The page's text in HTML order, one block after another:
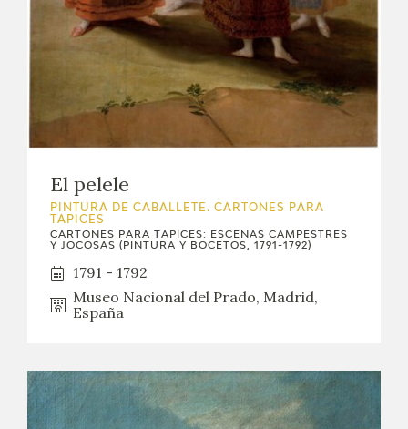
El pelele
PINTURA DE CABALLETE. CARTONES PARA
TAPICES
CARTONES PARA TAPICES: ESCENAS CAMPESTRES
Y JOCOSAS (PINTURA Y BOCETOS, 1791-1792)
1791 - 1792
Museo Nacional del Prado, Madrid,
España